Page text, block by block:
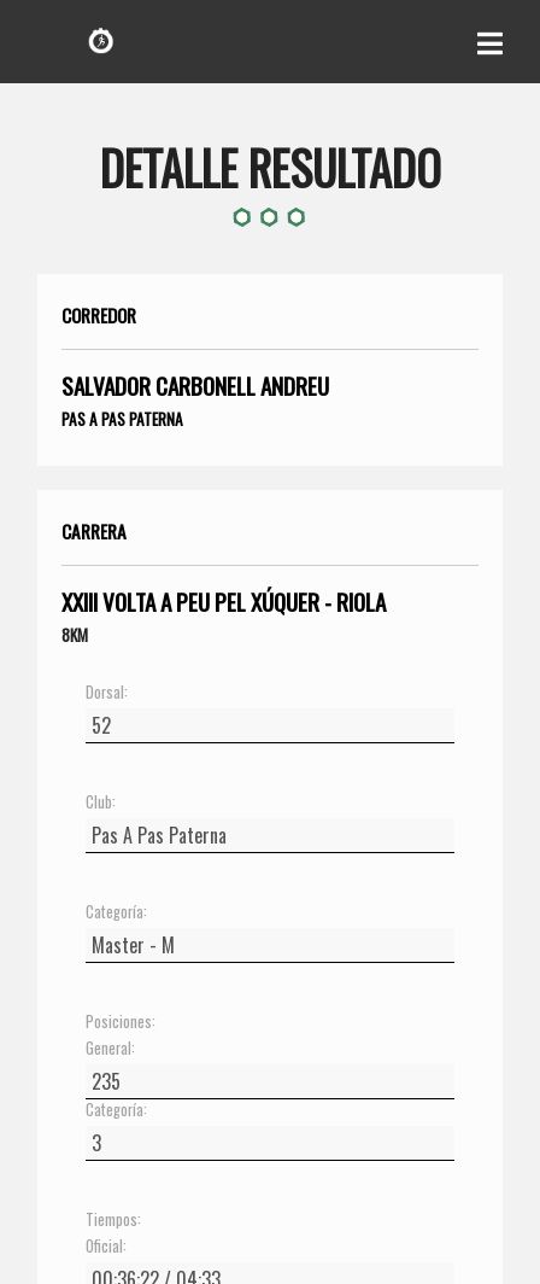
DETALLE RESULTADO
CORREDOR
SALVADOR CARBONELL ANDREU
PAS A PAS PATERNA
CARRERA
XXIII VOLTA A PEU PEL XÚQUER - RIOLA
8KM
Dorsal:
Club:
Categoría:
Posiciones:
General:
Categoría:
Tiempos:
Oficial: